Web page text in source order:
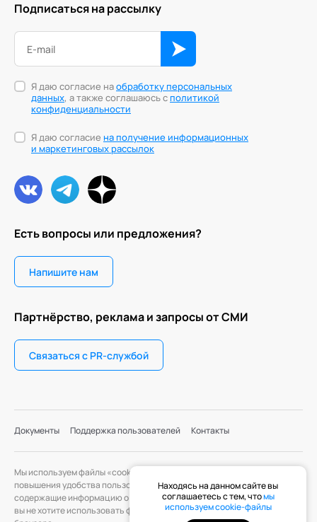
Есть вопросы или предложения?
Напишите нам
Партнёрство, реклама и запросы от СМИ
Связаться с PR-службой
Подписаться на рассылку
Я даю согласие наобработку персональных
данных, а также соглашаюсь сполитикой
конфиденциальности
Я даю согласие на получение информационных
и маркетинговых рассылок
Документы Поддержка пользователей Контакты
Мы используем файлы «cookie» с целью персонализации сервисов и
повышения удобства пользования веб-сайтом. «Cookie» — файлы,
содержащие информацию о предыдущих посещениях веб-сайта. Если
вы не хотите использовать файлы «cookie», измените настройки
Находясь на данном сайте вы
соглашаетесь с тем, чтомы
используем cookie-файлы